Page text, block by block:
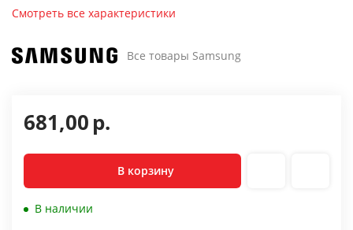
Смотреть все характеристики
Все товары Samsung
681,00р.
В корзину
В наличии